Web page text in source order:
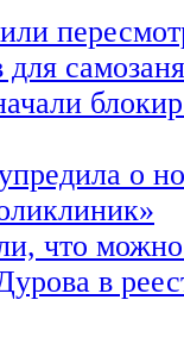
для
о
что можно
в